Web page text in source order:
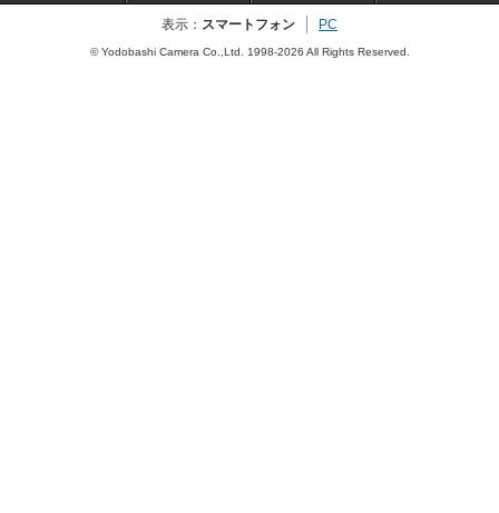
表示： スマートフォン PC
© Yodobashi Camera Co.,Ltd. 1998-2026 All Rights Reserved.